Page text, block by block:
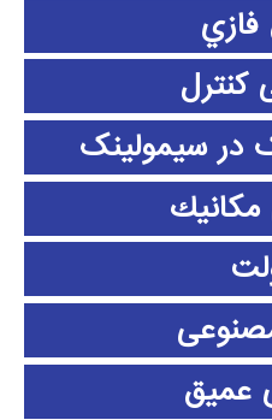
کنترل
در سیمولینک
عمیق